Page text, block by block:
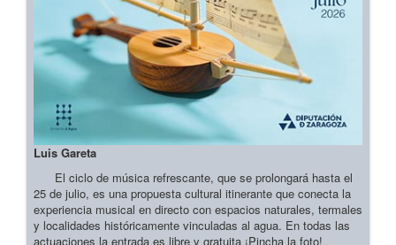
Luis Gareta
El ciclo de música refrescante, que se prolongará hasta el
25 de julio, es una propuesta cultural itinerante que conecta la
experiencia musical en directo con espacios naturales, termales
y localidades históricamente vinculadas al agua. En todas las
actuaciones la entrada es libre y gratuita ¡Pincha la foto!